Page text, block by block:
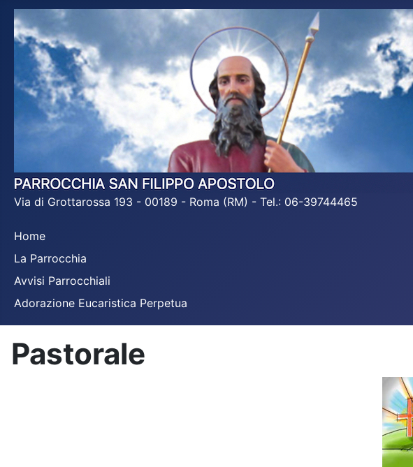
Via di Grottarossa 193 - 00189 - Roma (RM) - Tel.: 06-39744465
Home
La Parrocchia
Avvisi Parrocchiali
Adorazione Eucaristica Perpetua
Pastorale